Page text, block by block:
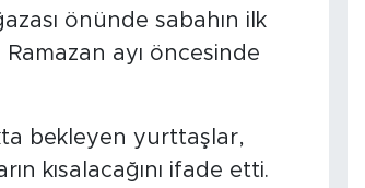
önünde sabahın ilk
ayı öncesinde
bekleyen yurttaşlar,
kısalacağını ifade etti.